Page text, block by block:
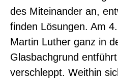
des Miteinander an,
finden Lösungen. Am
Martin Luther ganz in
Glasbachgrund
verschleppt. Weithin